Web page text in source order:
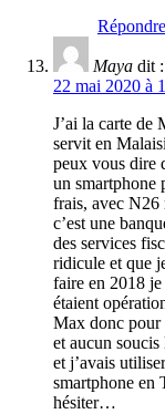
Répondre
Maya dit :
22 mai 2020 à
J’ai la carte de
servit en
peux vous dire
un smartphone
frais, avec N26
c’est une
des services
ridicule et que
faire en 2018
étaient
Max donc pour
et aucun
et j’avais
smartphone en
hésiter…